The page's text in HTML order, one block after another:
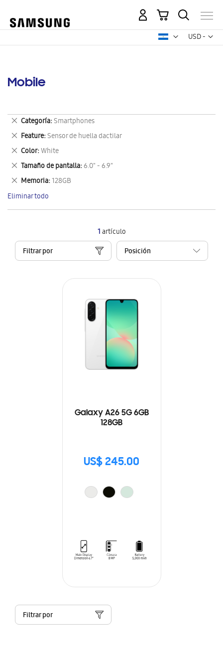
USD -
dólar
Mi carrito
Mobile
1artículo
Filtrar por
Galaxy A26 5G 6GB
128GB
US$ 245.00
Filtrar por
Categoría Smartphones
Eliminar
este
artículo
Feature Sensor de huella dactilar
Eliminar
este
artículo
Color White
Eliminar
este
artículo
Tamaño de pantalla 6.0" - 6.9"
Eliminar
este
artículo
Memoria 128GB
Eliminar
este
artículo
Eliminar todo